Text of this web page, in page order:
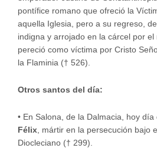
pontífice romano que ofreció la
aquella Iglesia, pero a su regreso,
indigna y arrojado en la cárcel por el
pereció como víctima por Cristo
la Flaminia († 526).
Otros santos del día:
• En Salona, de la Dalmacia, hoy día
Félix, mártir en la persecución bajo
Diocleciano († 299).